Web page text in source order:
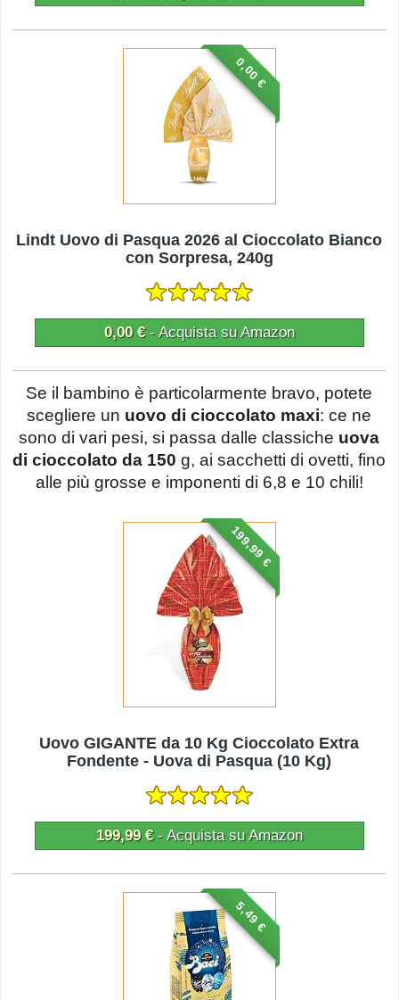
0,00 €
Lindt Uovo di Pasqua 2026 al Cioccolato Bianco
con Sorpresa, 240g
0,00 €- Acquista su Amazon
Se il bambino è particolarmente bravo, potete
scegliere un uovo di cioccolato maxi: ce ne
sono di vari pesi, si passa dalle classiche uova
di cioccolato da 150 g, ai sacchetti di ovetti, fino
alle più grosse e imponenti di 6,8 e 10 chili!
199,99 €
Uovo GIGANTE da 10 Kg Cioccolato Extra
Fondente - Uova di Pasqua (10 Kg)
199,99 €- Acquista su Amazon
5,49 €